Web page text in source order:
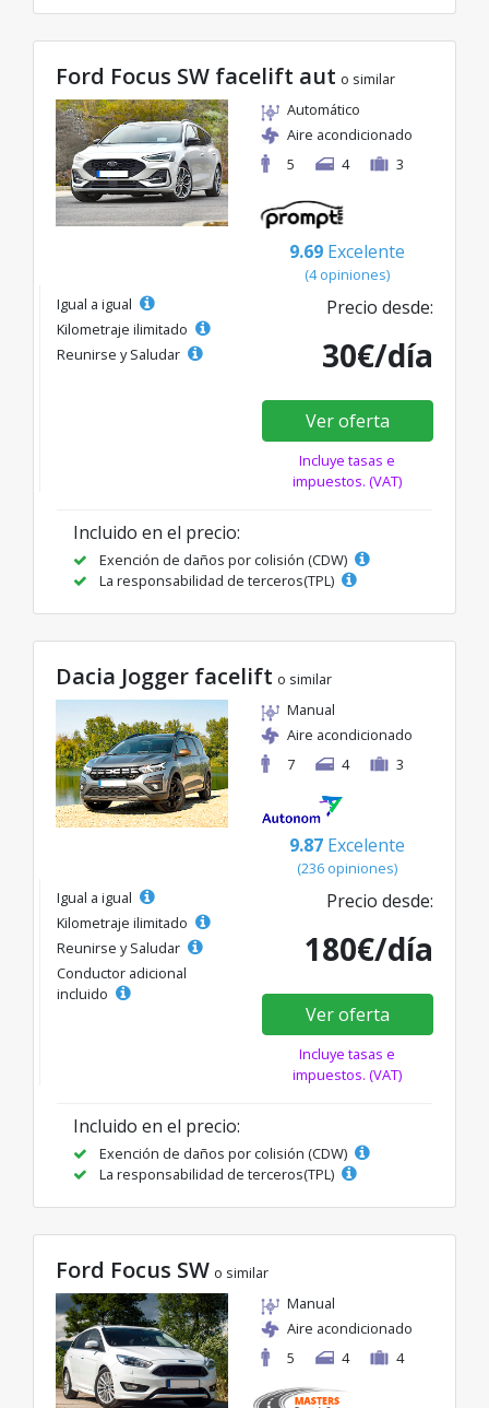
Ford Focus SW facelift aut o similar
Automático
Aire acondicionado
5
4 3
9.69 Excelente
(4 opiniones)
Igual a igual
Kilometraje ilimitado
Reunirse y Saludar
Precio desde:
30€/día
Ver oferta
Incluye tasas e
impuestos. (VAT)
Incluido en el precio:
Exención de daños por colisión (CDW)
La responsabilidad de terceros(TPL)
Dacia Jogger facelift o similar
Manual
Aire acondicionado
7
4 3
9.87 Excelente
(236 opiniones)
Igual a igual
Kilometraje ilimitado
Reunirse y Saludar
Conductor adicional
incluido
Precio desde:
180€/día
Ver oferta
Incluye tasas e
impuestos. (VAT)
Incluido en el precio:
Exención de daños por colisión (CDW)
La responsabilidad de terceros(TPL)
Ford Focus SW o similar
Manual
Aire acondicionado
5
4 4